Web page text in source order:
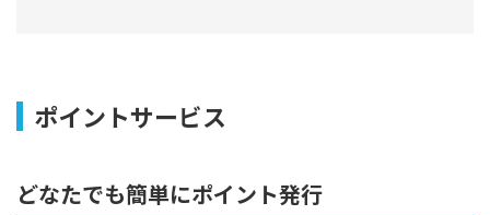
ポイントサービス
どなたでも簡単にポイント発行